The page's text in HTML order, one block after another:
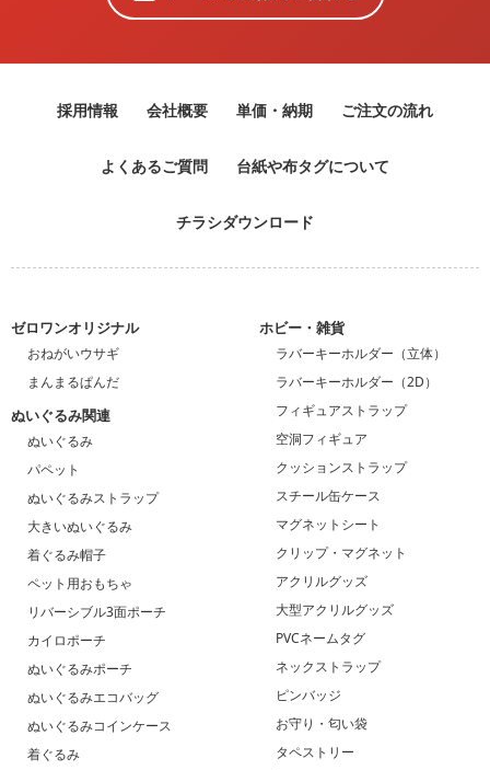
採用情報 会社概要 単価・納期 ご注文の流れ
よくあるご質問 台紙や布タグについて
チラシダウンロード
ゼロワンオリジナル
おねがいウサギ
まんまるぱんだ
ぬいぐるみ関連
ぬいぐるみ
パペット
ぬいぐるみストラップ
大きいぬいぐるみ
着ぐるみ帽子
ペット用おもちゃ
リバーシブル3面ポーチ
カイロポーチ
ぬいぐるみポーチ
ぬいぐるみエコバッグ
ぬいぐるみコインケース
着ぐるみ
ホビー・雑貨
ラバーキーホルダー（立体）
ラバーキーホルダー（2D）
フィギュアストラップ
空洞フィギュア
クッションストラップ
スチール缶ケース
マグネットシート
クリップ・マグネット
アクリルグッズ
大型アクリルグッズ
PVCネームタグ
ネックストラップ
ピンバッジ
お守り・匂い袋
タペストリー